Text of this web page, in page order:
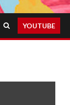
YOUTUBE